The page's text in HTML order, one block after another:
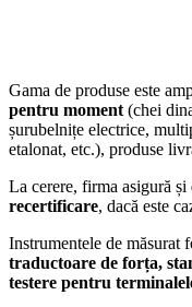
Gama de produse este
pentru moment (chei
șurubelnițe electrice,
etalonat, etc.), produse
La cerere, firma asigură și
recertificare, dacă este
Instrumentele de măsurat
traductoare de forța,
testere pentru